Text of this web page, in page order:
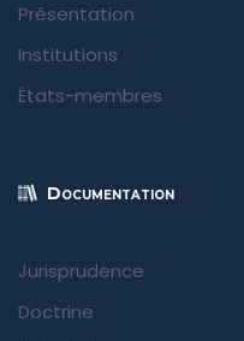
Présentation
Institutions
États-membres
Documentation
Jurisprudence
Doctrine